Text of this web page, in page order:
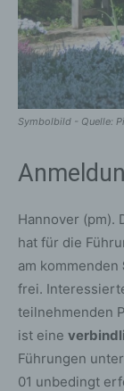
Symbolbild - Quelle:
Hannover (pm).
hat für die
am kommenden
frei.
teilnehmenden
ist eine
Führungen
01 unbedingt